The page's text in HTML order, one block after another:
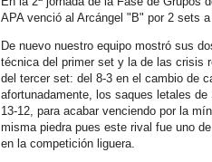
APA venció al Arcángel "B" por 2 sets
De nuevo nuestro equipo mostró sus
técnica del primer set y la de las crisis
del tercer set: del 8-3 en el cambio de
afortunadamente, los saques letales
13-12, para acabar venciendo por la
misma piedra pues este rival fue uno
en la competición liguera.